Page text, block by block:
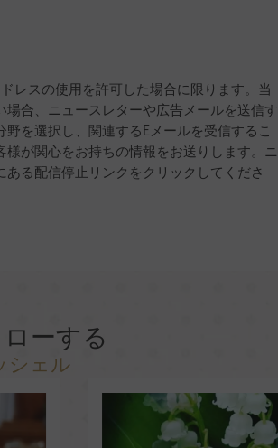
レスの使用を許可した場合に限ります。当
合、ニュースレターや広告メールを送信す
を選択し、関連するEメールを受信するこ
が関心をお持ちの情報をお送りします。ニ
る配信停止リンクをクリックしてくださ
ーする
シェル